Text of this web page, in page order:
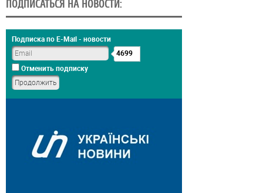
ПОДПИСАТЬСЯ НА НОВОСТИ:
Подписка по E-Mail - новости
4699
Отменить подписку